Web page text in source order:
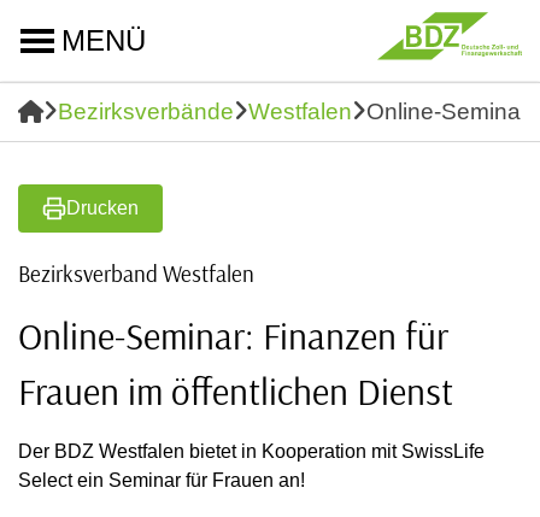
MENÜ
Bezirksverbände Westfalen Online-
Drucken
Bezirksverband Westfalen
Online-Seminar: Finanzen für
Frauen im öffentlichen Dienst
Der BDZ Westfalen bietet in Kooperation mit SwissLife
Select ein Seminar für Frauen an!